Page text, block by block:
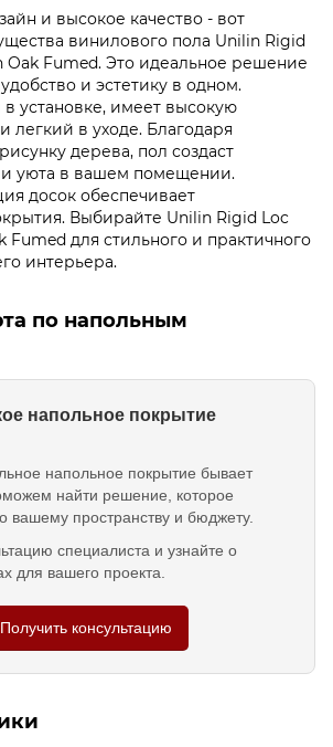
и высокое качество - вот
винилового пола Unilin Rigid
Oak Fumed. Это идеальное решение
и эстетику в одном.
установке, имеет высокую
легкий в уходе. Благодаря
дерева, пол создаст
и уюта в вашем помещении.
досок обеспечивает
Выбирайте Unilin Rigid Loc
Fumed для стильного и практичного
интерьера.
по напольным
напольное покрытие
напольное покрытие бывает
найти решение, которое
вашему пространству и бюджету.
специалиста и узнайте о
для вашего проекта.
Получить консультацию